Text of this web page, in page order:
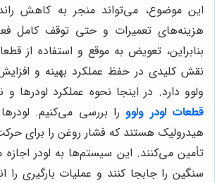
این موضوع، می‌تواند منجر به کاهش
هزینه‌های تعمیرات و حتی توقف کامل
بنابراین، تعویض به موقع و استفاده از
نقش کلیدی در حفظ عملکرد بهینه و
ولوو دارد. در اینجا نحوه عملکرد لودرها
قطعات لودر ولوو را بررسی می‌کنیم.
هیدرولیک هستند که فشار روغن را برای
تأمین می‌کنند. این سیستم‌ها به لودر
سنگین را جابجا کنند و عملیات بارگیری را